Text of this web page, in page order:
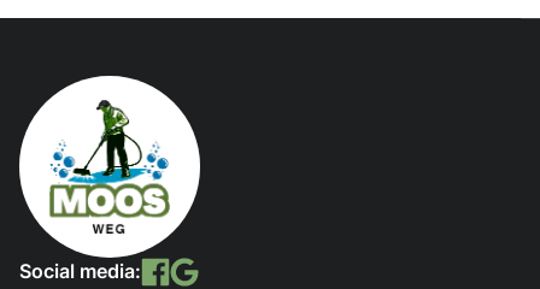
Social media: